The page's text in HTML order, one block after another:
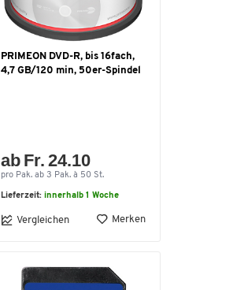
PRIMEON DVD-R, bis 16fach,
4,7 GB/120 min, 50er-Spindel
ab Fr. 24.10
pro Pak. ab 3 Pak. à 50 St.
Lieferzeit: innerhalb 1 Woche
Vergleichen Merken